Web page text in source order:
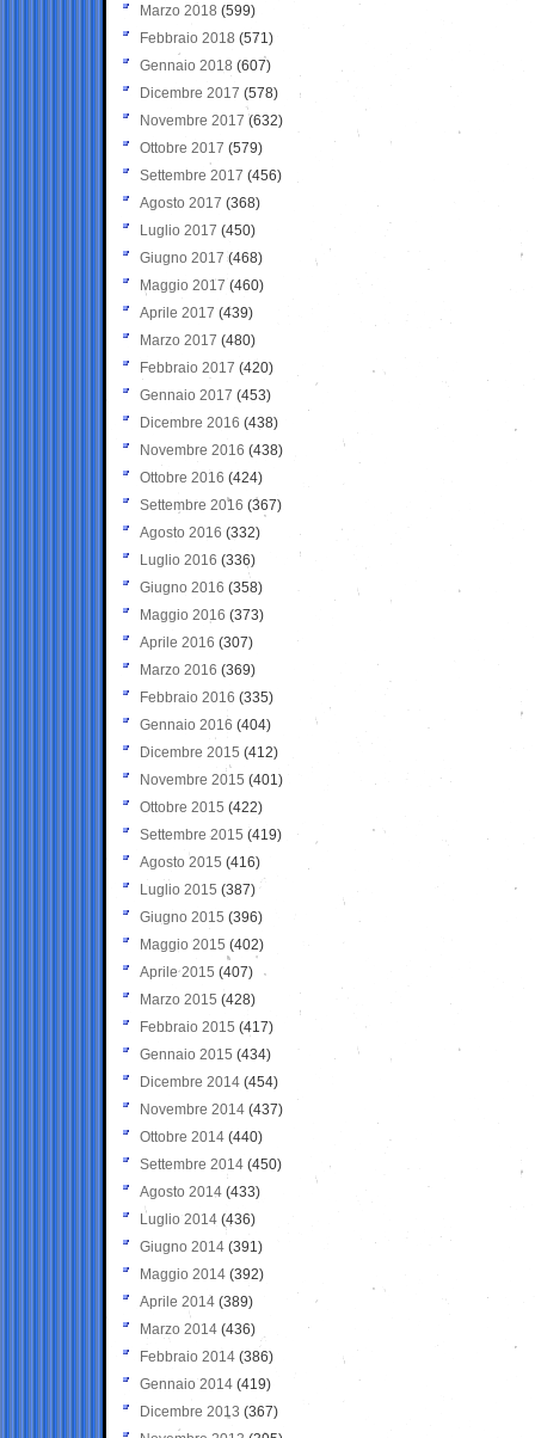
Marzo 2018 (599)
Febbraio 2018 (571)
Gennaio 2018 (607)
Dicembre 2017 (578)
Novembre 2017 (632)
Ottobre 2017 (579)
Settembre 2017 (456)
Agosto 2017 (368)
Luglio 2017 (450)
Giugno 2017 (468)
Maggio 2017 (460)
Aprile 2017 (439)
Marzo 2017 (480)
Febbraio 2017 (420)
Gennaio 2017 (453)
Dicembre 2016 (438)
Novembre 2016 (438)
Ottobre 2016 (424)
Settembre 2016 (367)
Agosto 2016 (332)
Luglio 2016 (336)
Giugno 2016 (358)
Maggio 2016 (373)
Aprile 2016 (307)
Marzo 2016 (369)
Febbraio 2016 (335)
Gennaio 2016 (404)
Dicembre 2015 (412)
Novembre 2015 (401)
Ottobre 2015 (422)
Settembre 2015 (419)
Agosto 2015 (416)
Luglio 2015 (387)
Giugno 2015 (396)
Maggio 2015 (402)
Aprile 2015 (407)
Marzo 2015 (428)
Febbraio 2015 (417)
Gennaio 2015 (434)
Dicembre 2014 (454)
Novembre 2014 (437)
Ottobre 2014 (440)
Settembre 2014 (450)
Agosto 2014 (433)
Luglio 2014 (436)
Giugno 2014 (391)
Maggio 2014 (392)
Aprile 2014 (389)
Marzo 2014 (436)
Febbraio 2014 (386)
Gennaio 2014 (419)
Dicembre 2013 (367)